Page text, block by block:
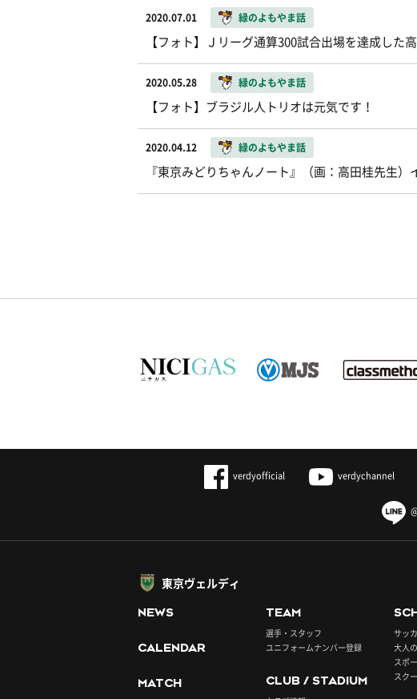
2020.07.01 緑のよもやま話
【フォト】Ｊリーグ通算300試合出場を達成した
2020.05.28 緑のよもやま話
【フォト】ブラジル人トリオは元気です！
2020.04.12 緑のよもやま話
『東京みどりちゃんノート』（画：高田桂先生）
verdyofficial verdychannel
東京ヴェルディ
NEWS
CALENDAR
MATCH
TEAM
選手・スタッフ
ユニフォームナンバー登録
CLUB / STADIUM
サッ
大人
スポ
スク